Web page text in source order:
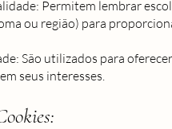
Permitem lembrar
ou região) para
São utilizados para
seus interesses.